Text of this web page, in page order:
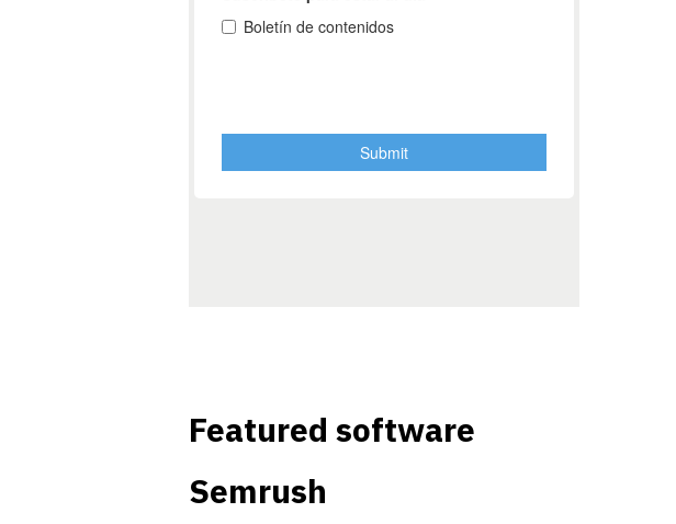
Featured software
Semrush